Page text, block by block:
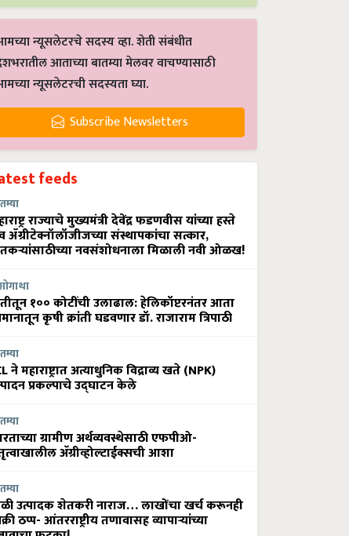
न्यूसलेटरचे सदस्य व्हा. शेती संबंधीत
आताच्या बातम्या मेलवर वाचण्यासाठी
न्यूसलेटरची सदस्यता घ्या.
Subscribe Newsletters
feeds
राज्याचे मुख्यमंत्री देवेंद्र फडणवीस यांच्या हस्ते
ॲग्रीटेक्नॉलॉजीजच्या संस्थापकांचा सत्कार,
नवसंशोधनाला मिळाली नवी ओळख!
१०० कोटींची उलाढाल: हेलिकॉप्टरनंतर आता
कृषी क्रांती घडवणार डॉ. राजाराम त्रिपाठी
ने महाराष्ट्रात अत्याधुनिक विद्राव्य खते (NPK)
प्रकल्पाचे उद्घाटन केले
ग्रामीण अर्थव्यवस्थेसाठी एफपीओ-
अ‍ॅग्रीव्होल्टाईक्सची आशा
उत्पादक शेतकरी नाराज… लाखोंचा खर्च करूनही
ठप्प- आंतरराष्ट्रीय तणावासह व्यापाऱ्यांच्या